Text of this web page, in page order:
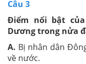
Câu 3
Điểm nổi bật
Dương trong nửa
A. Bị nhân dân
về nước.